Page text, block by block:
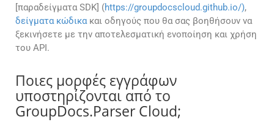
[παραδείγματα SDK] (https://groupdocscloud.github.io/),
δείγματα κώδικακαι οδηγούς που θα σας βοηθήσουν να
ξεκινήσετε με την αποτελεσματική ενοποίηση και χρήση
του API.
Ποιες μορφές εγγράφων
υποστηρίζονται από το
GroupDocs.Parser Cloud;